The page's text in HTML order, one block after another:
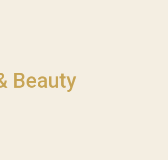
Beauty